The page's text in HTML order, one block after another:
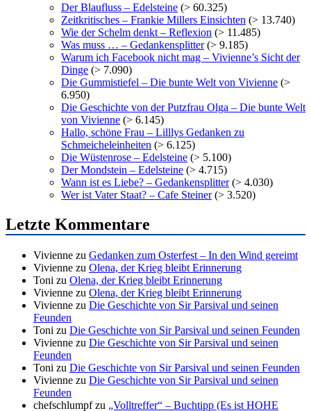
Der Blaufluss – Edelsteine (> 60.325)
Zeitkritisches – Frankie Millers Einsichten (> 13.740)
Wie der Schelm denkt – Reflexion (> 11.485)
Was muss … – Gedankensplitter(> 9.185)
Warum ich Facebook nicht mag – Vivienne’s Sicht der
Dinge (> 7.090)
Die Gummistiefel – Die bunte Welt von Vivienne (>
6.950)
Die Geschichte von der Putzfrau Olga – Die bunte Welt
von Vivienne (> 6.145)
Hallo, schöne Frau – Lilllys Gedanken zu
Schmeicheleinheiten (> 6.125)
Die Wüstenrose – Edelsteine (> 5.100)
Der Mondstein – Edelsteine (> 4.715)
Wann ist es Liebe? – Gedankensplitter(> 4.030)
Wer ist Vater Staat? – Cafe Steiner(> 3.520)
Letzte Kommentare
Vivienne zu Gedanken zum Osterfest – In den Wind gereimt
Vivienne zu Olena, der Krieg bleibt Erinnerung
Toni zu Olena, der Krieg bleibt Erinnerung
Vivienne zu Olena, der Krieg bleibt Erinnerung
Vivienne zu Die Geschichte von Sir Parsival und seinen
Feunden
Toni zu Die Geschichte von Sir Parsival und seinen Feunden
Vivienne zu Die Geschichte von Sir Parsival und seinen
Feunden
Toni zu Die Geschichte von Sir Parsival und seinen Feunden
Vivienne zu Die Geschichte von Sir Parsival und seinen
Feunden
chefschlumpfzu „Volltreffer“ – Buchtipp (Es ist HOHE